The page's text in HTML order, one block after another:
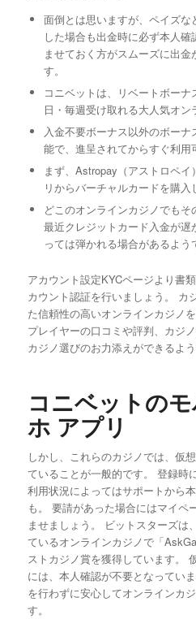
面倒とは思いますが、ペイズ
した場合も出金時に必ず本人
ませておく方がスムーズに出
す。
コニベットは、リベートボー
日・毎週受け取れる大人気オン
入金不要ボーナス以外のボー
能で、進呈されてからすぐ利用
まず、Astropay（アストロペ
リからバーチャルカードを購入
どこのオンラインカジノでもそ
最近クレジットカード入金が遅
っては弾かれる場合があるよう
アカウント設定KYCページより書
カウント認証を行いましょう。 カ
た信頼性の高いオンラインカジノ
プレイヤーの口コミや評判、カジ
カジノ選びのお力添えができるよう
コニベットの
ホ アプリ
しかし、これらのカジノでは、仮
ていることが一般的です。 登録時
利用状況によってはサポートから
も。 要請があった場合にはマイペ
ませましょう。 ビットスターズは
ているオンラインカジノで「
ストカジノ賞を獲得しています。
には、本人確認が不要となってい
を行わずに安心してオンラインカ
す。